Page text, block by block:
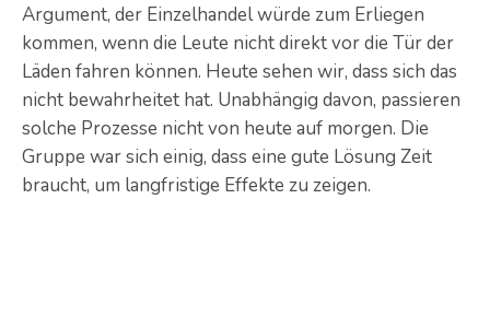
Argument, der Einzelhandel würde zum Erliegen
kommen, wenn die Leute nicht direkt vor die Tür der
Läden fahren können. Heute sehen wir, dass sich das
nicht bewahrheitet hat. Unabhängig davon, passieren
solche Prozesse nicht von heute auf morgen. Die
Gruppe war sich einig, dass eine gute Lösung Zeit
braucht, um langfristige Effekte zu zeigen.